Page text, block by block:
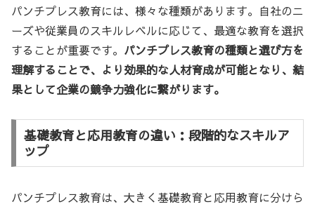
パンチプレス教育には、様々な種類があります。自社のニ
ーズや従業員のスキルレベルに応じて、最適な教育を選択
することが重要です。 パンチプレス教育の種類と選び方を
理解することで、より効果的な人材育成が可能となり、結
果として企業の競争力強化に繋がります。
基礎教育と応用教育の違い：段階的なスキルア
ップ
パンチプレス教育は、大きく基礎教育と応用教育に分けら